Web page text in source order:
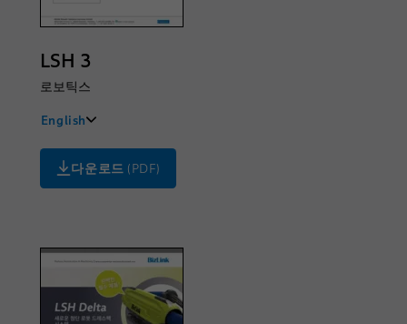
LSH 3
로보틱스
English
Deutsch
Français
中文
다운로드 (PDF)